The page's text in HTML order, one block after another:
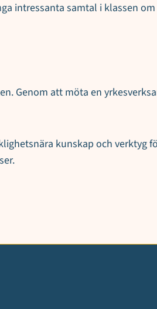
intressanta samtal i klassen
Genom att möta en
kunskap och verktyg